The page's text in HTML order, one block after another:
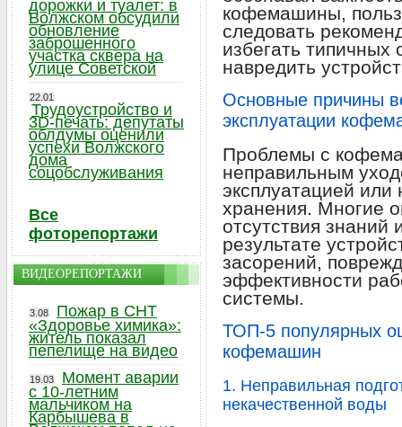
кофемашины,
следовать
избегать типичных
навредить
Основные причины
эксплуатации
Проблемы с
неправильным
эксплуатацией
хранения. Многие
отсутствия
результате
засорений,
эффективности
системы.
ТОП-5 популярных
кофемашин
1. Неправильная
некачественной воды
дорожки и туалет: в
Волжском обсудили
обновление
заброшенного
участка сквера на
улице Советской
22.01
Трудоустройство и
3D-печать: депутаты
облдумы оценили
успехи Волжского
дома
соцобслуживания
Все
фоторепортажи
ВИДЕОРЕПОРТАЖИ
3.08
Пожар в СНТ
«Здоровье химика»:
житель показал
пепелище на видео
19.03
Момент аварии
с 10-летним
мальчиком на
Карбышева в